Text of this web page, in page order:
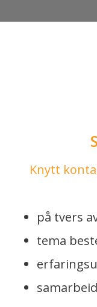
Knytt
på tvers
tema
samarbeid